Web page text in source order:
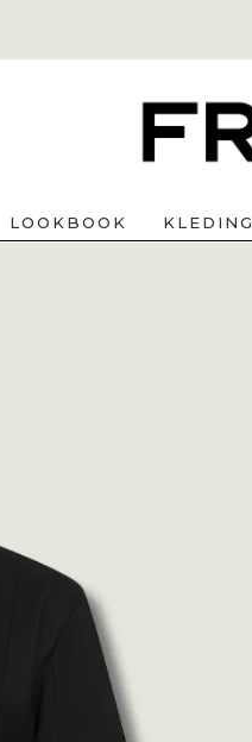
LOOKBOOK KLEDING